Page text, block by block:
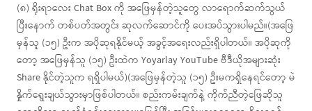
(၈) ရိုးရာလေး Chat Box ကို အဖြေမှန်တဲ့သူတွေ လာရောက်ဆက်သွယ်
ပြီးနောက် တစ်ပတ်အတွင်း ဆုလက်ဆောင်ကို ပေးအပ်သွားပါမည်။(အဖြေ
မှန်သူ (၁၅) ဦးက အပိုဆုရနိုင်မယ့် အခွင့်အရေးလည်းရှိပါတယ်။ အပိုဆုကို
တော့ အဖြေမှန်သူ (၁၅) ဦးထဲက Yoyarlay YouTube ဗီဒီယိုအများဆုံး
Share နိုင်တဲ့သူက ရရှိပါမယ်)(အဖြေမှန်တဲ့သူ (၁၅) ဦးမကရှိနေရင်တော့ မဲ
နှိုက်ရွေးချယ်သွားမှာဖြစ်ပါတယ်။ စည်းကမ်းချက်နဲ့ ကိုက်ညီတဲ့ဖြေဆိုသူ